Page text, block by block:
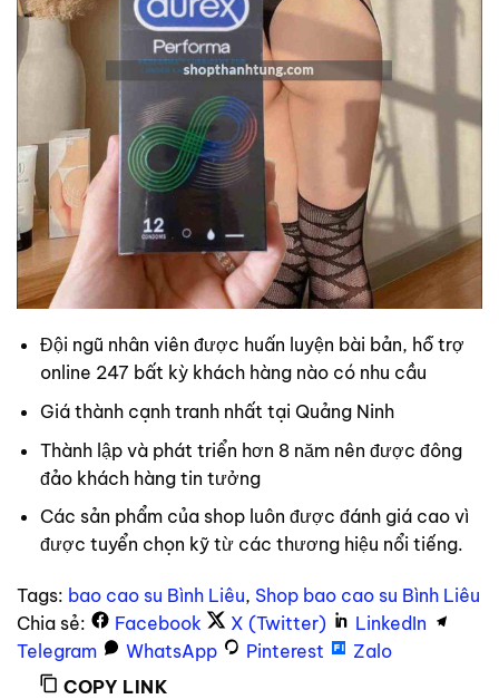
Đội ngũ nhân viên được huấn luyện bài bản, hỗ trợ
online 247 bất kỳ khách hàng nào có nhu cầu
Giá thành cạnh tranh nhất tại Quảng Ninh
Thành lập và phát triển hơn 8 năm nên được đông
đảo khách hàng tin tưởng
Các sản phẩm của shop luôn được đánh giá cao vì
được tuyển chọn kỹ từ các thương hiệu nổi tiếng.
Tags: bao cao su Bình Liêu, Shop bao cao su Bình Liêu
Chia sẻ:
Facebook X (Twitter)
LinkedIn
Telegram
WhatsApp Pinterest
Zalo
COPY LINK